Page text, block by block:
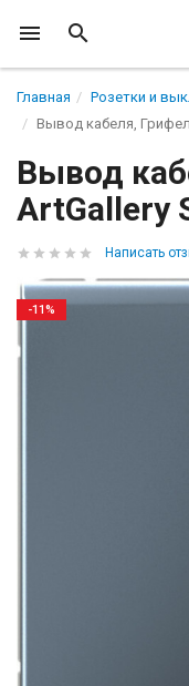
Главная
Розетки и
Вывод кабеля,
Вывод
ArtGallery
Написать
-11%